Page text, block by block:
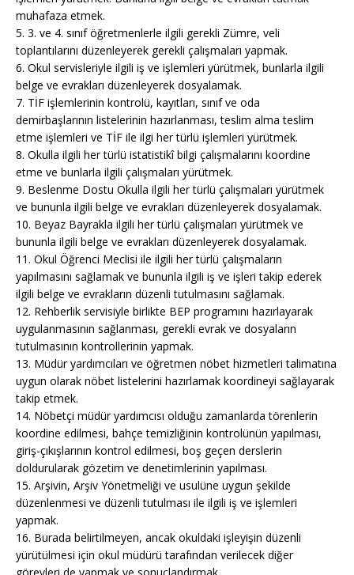
muhafaza etmek.
5. 3. ve 4. sınıf öğretmenlerle ilgili gerekli Zümre, veli
toplantılarını düzenleyerek gerekli çalışmaları yapmak.
6. Okul servisleriyle ilgili iş ve işlemleri yürütmek, bunlarla ilgili
belge ve evrakları düzenleyerek dosyalamak.
7. TİF işlemlerinin kontrolü, kayıtları, sınıf ve oda
demirbaşlarının listelerinin hazırlanması, teslim alma teslim
etme işlemleri ve TİF ile ilgi her türlü işlemleri yürütmek.
8. Okulla ilgili her türlü istatistikî bilgi çalışmalarını koordine
etme ve bunlarla ilgili çalışmaları yürütmek.
9. Beslenme Dostu Okulla ilgili her türlü çalışmaları yürütmek
ve bununla ilgili belge ve evrakları düzenleyerek dosyalamak.
10. Beyaz Bayrakla ilgili her türlü çalışmaları yürütmek ve
bununla ilgili belge ve evrakları düzenleyerek dosyalamak.
11. Okul Öğrenci Meclisi ile ilgili her türlü çalışmaların
yapılmasını sağlamak ve bununla ilgili iş ve işleri takip ederek
ilgili belge ve evrakların düzenli tutulmasını sağlamak.
12. Rehberlik servisiyle birlikte BEP programını hazırlayarak
uygulanmasının sağlanması, gerekli evrak ve dosyaların
tutulmasının kontrollerinin yapmak.
13. Müdür yardımcıları ve öğretmen nöbet hizmetleri talimatına
uygun olarak nöbet listelerini hazırlamak koordineyi sağlayarak
takip etmek.
14. Nöbetçi müdür yardımcısı olduğu zamanlarda törenlerin
koordine edilmesi, bahçe temizliğinin kontrolünün yapılması,
giriş-çıkışlarının kontrol edilmesi, boş geçen derslerin
doldurularak gözetim ve denetimlerinin yapılması.
15. Arşivin, Arşiv Yönetmeliği ve usulüne uygun şekilde
düzenlenmesi ve düzenli tutulması ile ilgili iş ve işlemleri
yapmak.
16. Burada belirtilmeyen, ancak okuldaki işleyişin düzenli
yürütülmesi için okul müdürü tarafından verilecek diğer
görevleri de yapmak ve sonuçlandırmak.